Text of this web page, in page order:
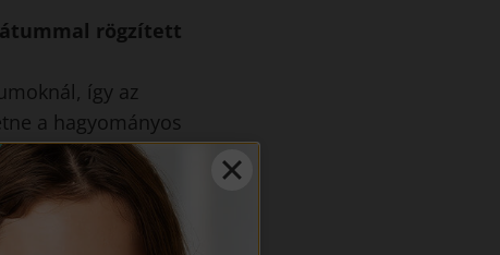
rögzített
így az
a hagyományos
a
feltárásra és